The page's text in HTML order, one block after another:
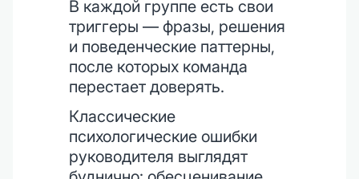
В каждой группе есть свои
триггеры — фразы, решения
и поведенческие паттерны,
после которых команда
перестает доверять.
Классические
психологические ошибки
руководителя выглядят